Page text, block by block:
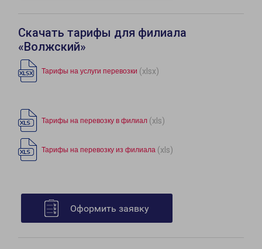
Скачать тарифы для филиала
«Волжский»
Тарифы на услуги перевозки (xlsx)
Тарифы на перевозку в филиал (xls)
Тарифы на перевозку из филиала (xls)
Оформить заявку